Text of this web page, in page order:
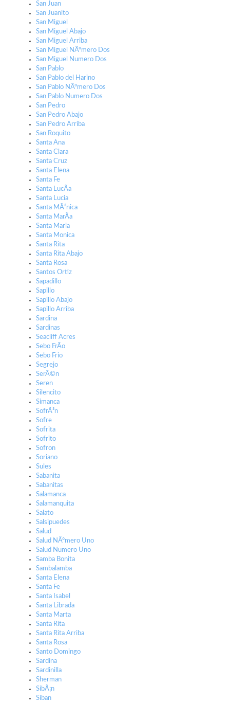
San Juan
San Juanito
San Miguel
San Miguel Abajo
San Miguel Arriba
San Miguel NÃºmero Dos
San Miguel Numero Dos
San Pablo
San Pablo del Harino
San Pablo NÃºmero Dos
San Pablo Numero Dos
San Pedro
San Pedro Abajo
San Pedro Arriba
San Roquito
Santa Ana
Santa Clara
Santa Cruz
Santa Elena
Santa Fe
Santa LucÃ­a
Santa Lucia
Santa MÃ³nica
Santa MarÃ­a
Santa Maria
Santa Monica
Santa Rita
Santa Rita Abajo
Santa Rosa
Santos Ortiz
Sapadillo
Sapillo
Sapillo Abajo
Sapillo Arriba
Sardina
Sardinas
Seacliff Acres
Sebo FrÃ­o
Sebo Frio
Segrejo
SerÃ©n
Seren
Silencito
Simanca
SofrÃ³n
Sofre
Sofrita
Sofrito
Sofron
Soriano
Sules
Sabanita
Sabanitas
Salamanca
Salamanquita
Salato
Salsipuedes
Salud
Salud NÃºmero Uno
Salud Numero Uno
Samba Bonita
Sambalamba
Santa Elena
Santa Fe
Santa Isabel
Santa Librada
Santa Marta
Santa Rita
Santa Rita Arriba
Santa Rosa
Santo Domingo
Sardina
Sardinilla
Sherman
SibÃ¡n
Siban